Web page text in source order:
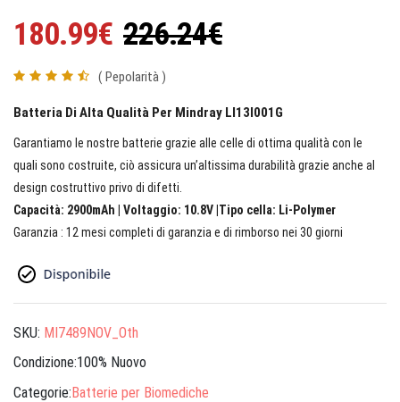
180.99€ 226.24€
( Pepolarità )
Batteria Di Alta Qualità Per Mindray LI13I001G
Garantiamo le nostre batterie grazie alle celle di ottima qualità con le
quali sono costruite, ciò assicura un’altissima durabilità grazie anche al
design costruttivo privo di difetti.
Capacità: 2900mAh | Voltaggio: 10.8V |Tipo cella: Li-Polymer
Garanzia : 12 mesi completi di garanzia e di rimborso nei 30 giorni
SKU: MI7489NOV_Oth
Condizione:100% Nuovo
Categorie:Batterie per Biomediche